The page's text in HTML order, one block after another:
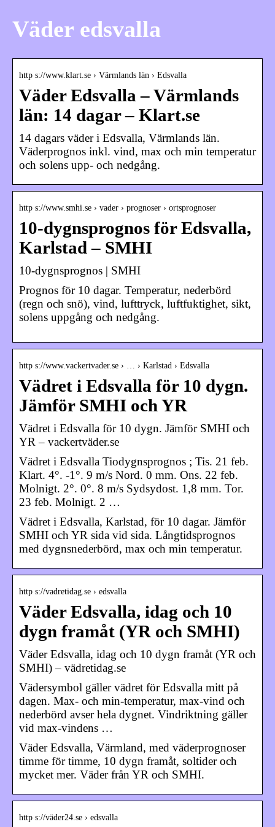
Väder edsvalla
http s://www.klart.se › Värmlands län › Edsvalla
Väder Edsvalla – Värmlands
län: 14 dagar – Klart.se
14 dagars väder i Edsvalla, Värmlands län.
Väderprognos inkl. vind, max och min temperatur
och solens upp- och nedgång.
http s://www.smhi.se › vader › prognoser › ortsprognoser
10-dygnsprognos för Edsvalla,
Karlstad – SMHI
10-dygnsprognos | SMHI
Prognos för 10 dagar. Temperatur, nederbörd
(regn och snö), vind, lufttryck, luftfuktighet, sikt,
solens uppgång och nedgång.
http s://www.vackertvader.se › … › Karlstad › Edsvalla
Vädret i Edsvalla för 10 dygn.
Jämför SMHI och YR
Vädret i Edsvalla för 10 dygn. Jämför SMHI och
YR – vackertväder.se
Vädret i Edsvalla Tiodygnsprognos ; Tis. 21 feb.
Klart. 4°. -1°. 9 m/s Nord. 0 mm. Ons. 22 feb.
Molnigt. 2°. 0°. 8 m/s Sydsydost. 1,8 mm. Tor.
23 feb. Molnigt. 2 …
Vädret i Edsvalla, Karlstad, för 10 dagar. Jämför
SMHI och YR sida vid sida. Långtidsprognos
med dygnsnederbörd, max och min temperatur.
http s://vadretidag.se › edsvalla
Väder Edsvalla, idag och 10
dygn framåt (YR och SMHI)
Väder Edsvalla, idag och 10 dygn framåt (YR och
SMHI) – vädretidag.se
Vädersymbol gäller vädret för Edsvalla mitt på
dagen. Max- och min-temperatur, max-vind och
nederbörd avser hela dygnet. Vindriktning gäller
vid max-vindens …
Väder Edsvalla, Värmland, med väderprognoser
timme för timme, 10 dygn framåt, soltider och
mycket mer. Väder från YR och SMHI.
http s://väder24.se › edsvalla